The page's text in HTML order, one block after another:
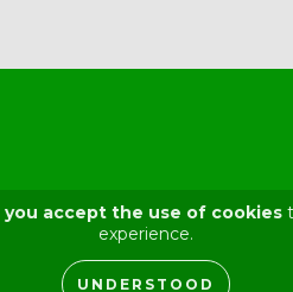
you accept the use of cookies
experience.
UNDERSTOOD